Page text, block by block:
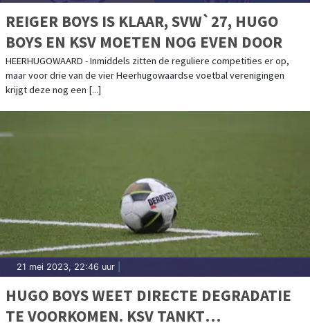
REIGER BOYS IS KLAAR, SVW`27, HUGO
BOYS EN KSV MOETEN NOG EVEN DOOR
HEERHUGOWAARD - Inmiddels zitten de reguliere competities er op,
maar voor drie van de vier Heerhugowaardse voetbal verenigingen
krijgt deze nog een [...]
21 mei 2023, 22:46 uur
HUGO BOYS WEET DIRECTE DEGRADATIE
TE VOORKOMEN. KSV TANKT